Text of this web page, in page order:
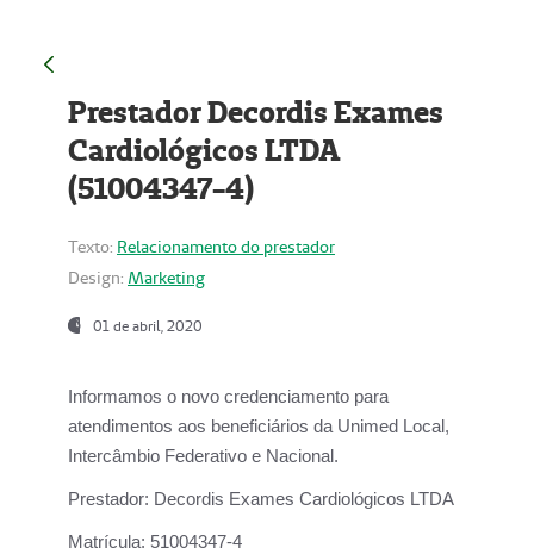
Prestador Decordis Exames
Cardiológicos LTDA
(51004347-4)
Texto: Relacionamento do prestador
Design: Marketing
01 de abril, 2020
Informamos o novo credenciamento para
atendimentos aos beneficiários da Unimed Local,
Intercâmbio Federativo e Nacional.
Prestador: Decordis Exames Cardiológicos LTDA
Matrícula: 51004347-4